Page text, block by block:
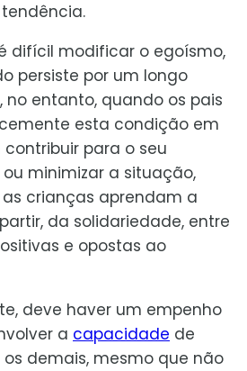
difícil modificar o egoísmo,
persiste por um longo
no entanto, quando os pais
esta condição em
para o seu
minimizar a situação,
crianças aprendam a
da solidariedade, entre
e opostas ao
deve haver um empenho
a capacidade de
demais, mesmo que não